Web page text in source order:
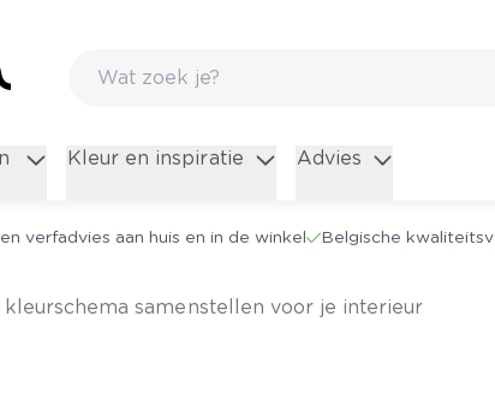
Kleur en inspiratie Advies
verfadvies aan huis en in de winkel Belgische
kleurschema samenstellen voor je interieur